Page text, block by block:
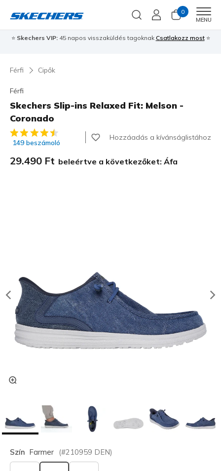
0
MENU
⭐ Skechers VIP:45 napos visszaküldés tagoknak Csatlakozz most⭐
Férfi Cipők
Férfi
Skechers Slip-ins Relaxed Fit: Melson -
Coronado
3,5 az 5-ből ügyfélértékelés
149 beszámoló
Hozzáadás a kívánságlistához
29.490 Ft beleértve a következőket: Áfa
Szín Farmer (#210959 DEN)